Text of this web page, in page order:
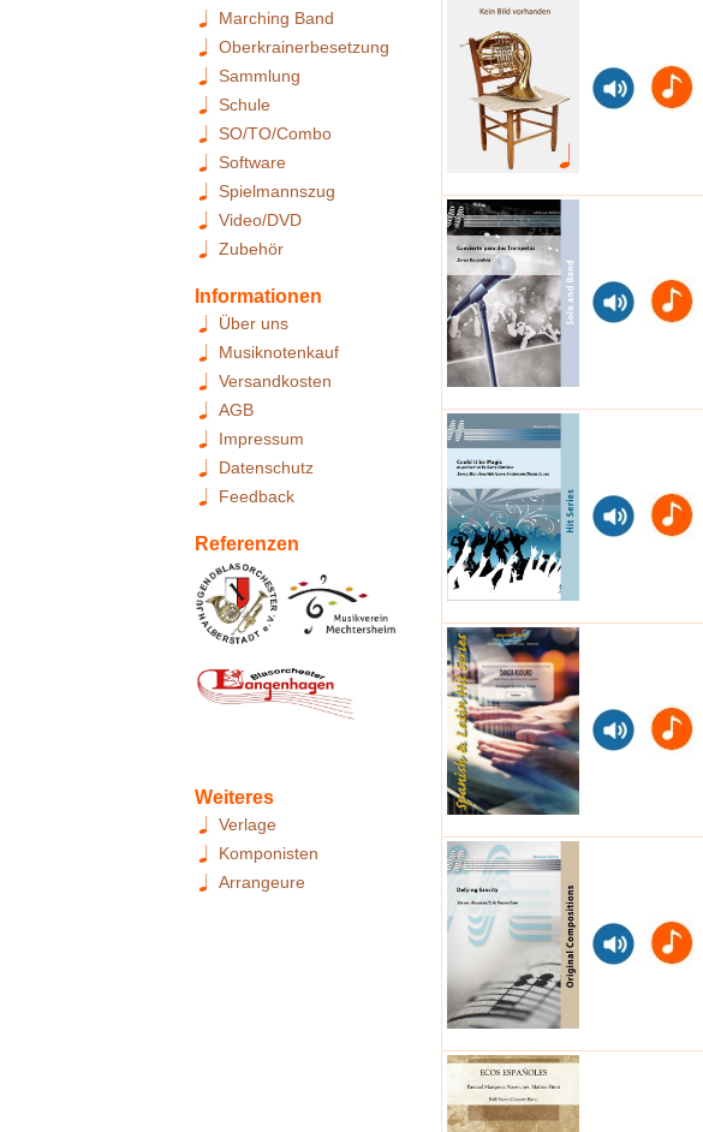
Marching Band
Oberkrainerbesetzung
Sammlung
Schule
SO/TO/Combo
Software
Spielmannszug
Video/DVD
Zubehör
Informationen
Über uns
Musiknotenkauf
Versandkosten
AGB
Impressum
Datenschutz
Feedback
Referenzen
Weiteres
Verlage
Komponisten
Arrangeure